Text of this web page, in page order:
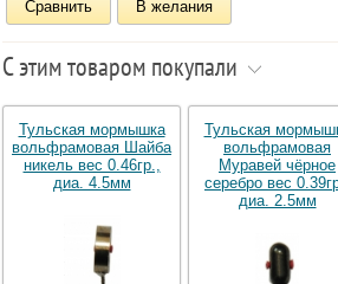
Сравнить В желания
С этим товаром покупали
Тульская мормышка
вольфрамовая Шайба
никель вес 0.46гр.,
диа. 4.5мм
Тульская
вольфрамовая
Муравей чёрное
серебро вес
диа. 2.5мм